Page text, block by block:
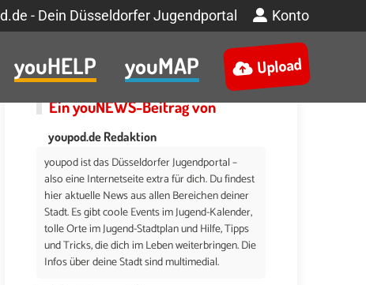
- Dein Düsseldorfer Jugendportal Konto
youHELP youMAP Upload
EinyouNEWS-Beitrag von
youpod.de Redaktion
youpod ist das Düsseldorfer Jugendportal –
also eine Internetseite extra für dich. Du findest
hier aktuelle News aus allen Bereichen deiner
Stadt. Es gibt coole Events im Jugend-Kalender,
tolle Orte im Jugend-Stadtplan und Hilfe, Tipps
und Tricks, die dich im Leben weiterbringen. Die
Infos über deine Stadt sind multimedial.